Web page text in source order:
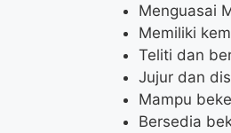
Menguasai
Memiliki
Teliti dan
Jujur dan
Mampu
Bersedia